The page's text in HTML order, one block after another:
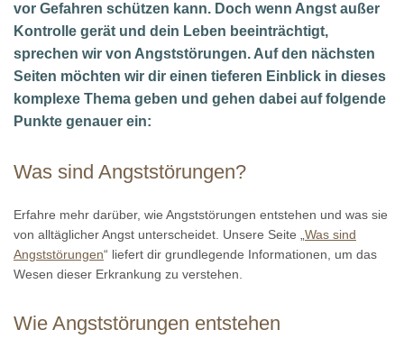
vor Gefahren schützen kann. Doch wenn Angst außer
Kontrolle gerät und dein Leben beeinträchtigt,
sprechen wir von Angststörungen. Auf den nächsten
Seiten möchten wir dir einen tieferen Einblick in dieses
komplexe Thema geben und gehen dabei auf folgende
Punkte genauer ein:
Was sind Angststörungen?
Erfahre mehr darüber, wie Angststörungen entstehen und was sie
von alltäglicher Angst unterscheidet. Unsere Seite „ Was sind
Angststörungen“ liefert dir grundlegende Informationen, um das
Wesen dieser Erkrankung zu verstehen.
Wie Angststörungen entstehen